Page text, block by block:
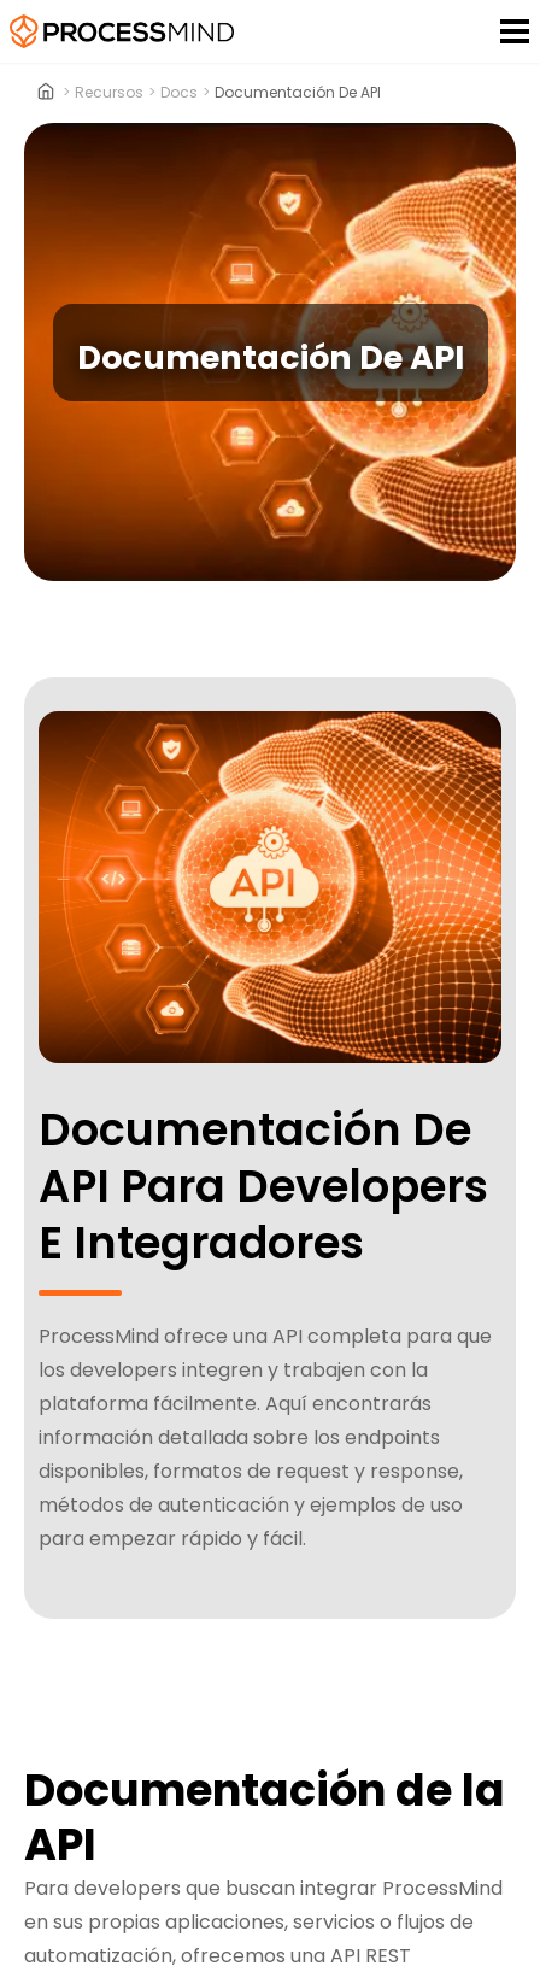
> Recursos > Docs > Documentación De API
Documentación De API
Documentación De
API Para Developers
E Integradores
ProcessMind ofrece una API completa para que
los developers integren y trabajen con la
plataforma fácilmente. Aquí encontrarás
información detallada sobre los endpoints
disponibles, formatos de request y response,
métodos de autenticación y ejemplos de uso
para empezar rápido y fácil.
Documentación de la
API
Para developers que buscan integrar ProcessMind
en sus propias aplicaciones, servicios o flujos de
automatización, ofrecemos una API REST